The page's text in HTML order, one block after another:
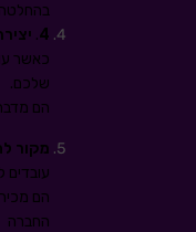
בהחלטה
4
.
כאשר
שלכם.
הם
מקור
עובדים
הם
החברה